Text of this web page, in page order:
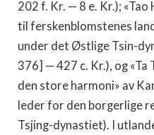
202 f. Kr. — 8 e. Kr.); «Tao
til ferskenblomstenes
under det Østlige Tsin-
376] — 427 c. Kr.), og «Ta
den store harmoni» av
leder for den borgerlige
Tsjing-dynastiet). I